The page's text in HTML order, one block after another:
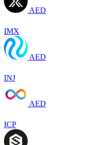
AED
IMX
AED
INJ
AED
ICP